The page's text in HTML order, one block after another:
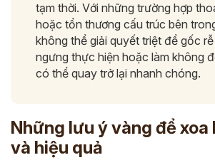
tạm thời. Với những trường hợp
hoặc tổn thương cấu trúc bên
không thể giải quyết triệt để gốc
ngưng thực hiện hoặc làm không
có thể quay trở lại nhanh chóng.
Những lưu ý vàng để xoa
và hiệu quả